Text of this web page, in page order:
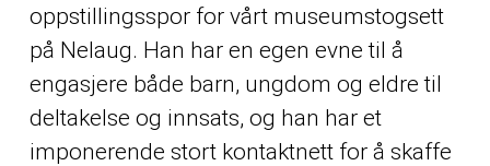
oppstillingsspor for vårt museumstogsett
på Nelaug. Han har en egen evne til å
engasjere både barn, ungdom og eldre til
deltakelse og innsats, og han har et
imponerende stort kontaktnett for å skaffe